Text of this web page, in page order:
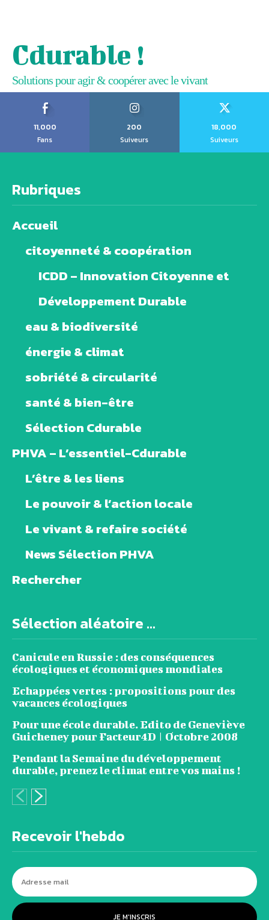
Cdurable !
Solutions pour agir & coopérer avec le vivant
11,000
Fans
200
Suiveurs
18,000
Suiveurs
Rubriques
Accueil
citoyenneté & coopération
ICDD – Innovation Citoyenne et
Développement Durable
eau & biodiversité
énergie & climat
sobriété & circularité
santé & bien-être
Sélection Cdurable
PHVA – L’essentiel-Cdurable
L’être & les liens
Le pouvoir & l’action locale
Le vivant & refaire société
News Sélection PHVA
Rechercher
Sélection aléatoire ...
Canicule en Russie : des conséquences
écologiques et économiques mondiales
Echappées vertes : propositions pour des
vacances écologiques
Pour une école durable. Edito de Geneviève
Guicheney pour Facteur4D | Octobre 2008
Pendant la Semaine du développement
durable, prenez le climat entre vos mains !
Recevoir l'hebdo
JE M'INSCRIS